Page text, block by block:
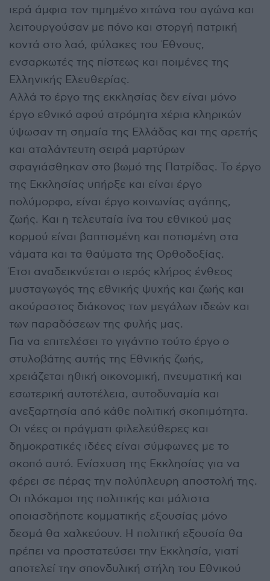
ιερά άμφια τον τιμημένο χιτώνα του αγώνα και
λειτουργούσαν με πόνο και στοργή πατρική
κοντά στο λαό, φύλακες του Έθνους,
ενσαρκωτές της πίστεως και ποιμένες της
Ελληνικής Ελευθερίας.
Αλλά το έργο της εκκλησίας δεν είναι μόνο
έργο εθνικό αφού ατρόμητα χέρια κληρικών
ύψωσαν τη σημαία της Ελλάδας και της αρετής
και αταλάντευτη σειρά μαρτύρων
σφαγιάσθηκαν στο βωμό της Πατρίδας. Το έργο
της Εκκλησίας υπήρξε και είναι έργο
πολύμορφο, είναι έργο κοινωνίας αγάπης,
ζωής. Και η τελευταία ίνα του εθνικού μας
κορμού είναι βαπτισμένη και ποτισμένη στα
νάματα και τα θαύματα της Ορθοδοξίας.
Έτσι αναδεικνύεται ο ιερός κλήρος ένθεος
μυσταγωγός της εθνικής ψυχής και ζωής και
ακούραστος διάκονος των μεγάλων ιδεών και
των παραδόσεων της φυλής μας.
Για να επιτελέσει το γιγάντιο τούτο έργο ο
στυλοβάτης αυτής της Εθνικής ζωής,
χρειάζεται ηθική οικονομική, πνευματική και
εσωτερική αυτοτέλεια, αυτοδυναμία και
ανεξαρτησία από κάθε πολιτική σκοπιμότητα.
Οι νέες οι πράγματι φιλελεύθερες και
δημοκρατικές ιδέες είναι σύμφωνες με το
σκοπό αυτό. Ενίσχυση της Εκκλησίας για να
φέρει σε πέρας την πολύπλευρη αποστολή της.
Οι πλόκαμοι της πολιτικής και μάλιστα
οποιασδήποτε κομματικής εξουσίας μόνο
δεσμά θα χαλκεύουν. Η πολιτική εξουσία θα
πρέπει να προστατεύσει την Εκκλησία, γιατί
αποτελεί την σπονδυλική στήλη του Εθνικού